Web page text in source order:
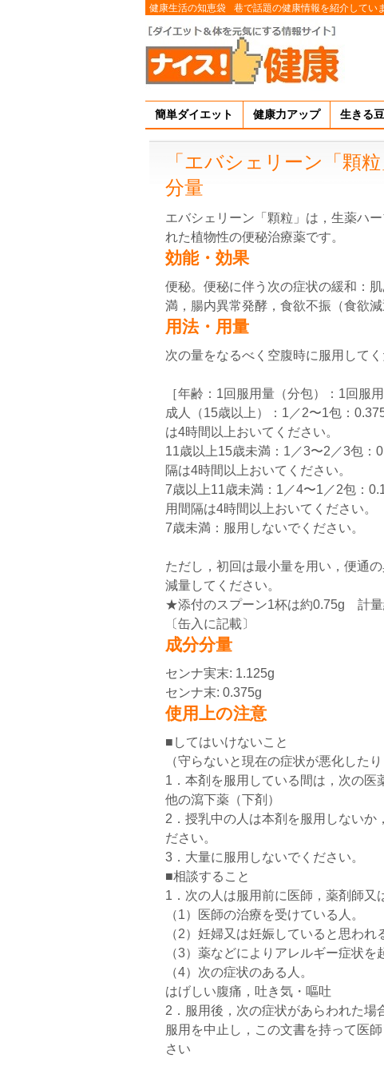
健康生活の知恵袋 巷で話題の健康情報を紹介してい
簡単ダイエット 健康力アップ 生きる
「エバシェリーン「顆
分量
エバシェリーン「顆粒」は，生薬ハ
れた植物性の便秘治療薬です。
効能・効果
便秘。便秘に伴う次の症状の緩和：
満，腸内異常発酵，食欲不振（食欲
用法・用量
次の量をなるべく空腹時に服用してく
［年齢：1回服用量（分包）：1回服
成人（15歳以上）：1／2〜1包：
は4時間以上おいてください。
11歳以上15歳未満：1／3〜2／3包：
隔は4時間以上おいてください。
7歳以上11歳未満：1／4〜1／2包：
用間隔は4時間以上おいてください。
7歳未満：服用しないでください。
ただし，初回は最小量を用い，便通
減量してください。
★添付のスプーン1杯は約0.75g 計
〔缶入に記載〕
成分分量
センナ実末: 1.125g
センナ末: 0.375g
使用上の注意
■してはいけないこと
（守らないと現在の症状が悪化した
1．本剤を服用している間は，次の医
他の瀉下薬（下剤）
2．授乳中の人は本剤を服用しないか
ださい。
3．大量に服用しないでください。
■相談すること
1．次の人は服用前に医師，薬剤師又
（1）医師の治療を受けている人。
（2）妊婦又は妊娠していると思われ
（3）薬などによりアレルギー症状を
（4）次の症状のある人。
はげしい腹痛，吐き気・嘔吐
2．服用後，次の症状があらわれた場
服用を中止し，この文書を持って医
さい